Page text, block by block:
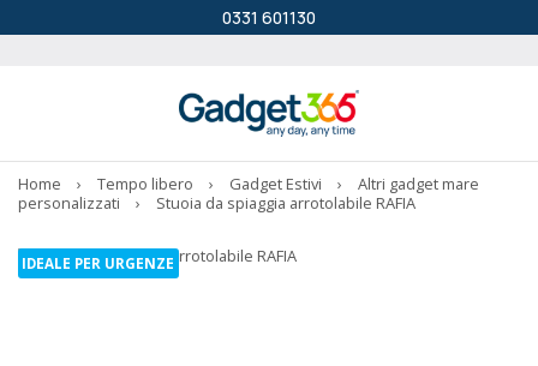
0331 601130
Home › Tempo libero › Gadget Estivi ›
Altri gadget mare
personalizzati
› Stuoia da spiaggia arrotolabile RAFIA
IDEALE PER URGENZE